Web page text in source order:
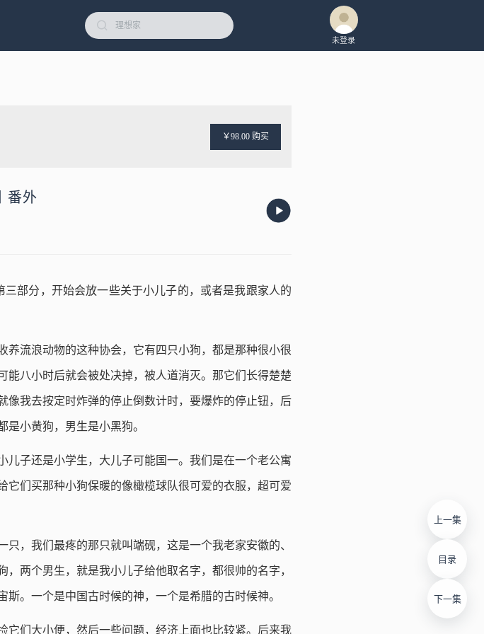
未登录
￥98.00 购买
番外
上一集
目录
下一集
部分，开始会放一些关于小儿子的，或者是我跟家人的
养流浪动物的这种协会，它有四只小狗，都是那种很小很
八小时后就会被处决掉，被人道消灭。那它们长得楚楚
像我去按定时炸弹的停止倒数计时，要爆炸的停止钮，后
小黄狗，男生是小黑狗。
子还是小学生，大儿子可能国一。我们是在一个老公寓
们买那种小狗保暖的像橄榄球队很可爱的衣服，超可爱
，我们最疼的那只就叫端砚，这是一个我老家安徽的、
两个男生，就是我小儿子给他取名字，都很帅的名字，
。一个是中国古时候的神，一个是希腊的古时候神。
们大小便，然后一些问题，经济上面也比较紧。后来我